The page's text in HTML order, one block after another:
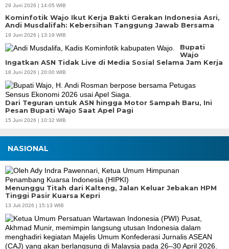
29 Juni 2026 | 14:05 WIB
Kominfotik Wajo Ikut Kerja Bakti Gerakan Indonesia Asri,
Andi Musdalifah: Kebersihan Tanggung Jawab Bersama
19 Juni 2026 | 13:19 WIB
Bupati
Wajo
Ingatkan ASN Tidak Live di Media Sosial Selama Jam Kerja
18 Juni 2026 | 20:00 WIB
Dari Teguran untuk ASN hingga Motor Sampah Baru, Ini
Pesan Bupati Wajo Saat Apel Pagi
15 Juni 2026 | 10:32 WIB
NASIONAL
Menunggu Titah dari Kalteng, Jalan Keluar Jebakan HPM
Tinggi Pasir Kuarsa Kepri
13 Juli 2026 | 15:13 WIB